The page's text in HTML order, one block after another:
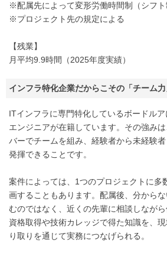
※配属先によって変形労働時間制（シフト
※プロジェクト先の規定による
【残業】
月平均9.9時間（2025年度実績）
インフラ特化企業だからこその「チーム力
ITインフラに専門特化しているボードル
エンジニアが在籍しています。その強み
バーでチームを組み、経験者から未経験
発揮できることです。
案件によっては、1つのプロジェクトに多
画することもあります。配属後、分から
むのではなく、近くの先輩に相談しながら
資格取得や技術カレッジで得た知識を、
り取りを通じて実務につなげられる。